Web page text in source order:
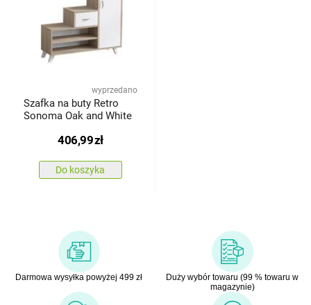
wyprzedano
Szafka na buty Retro
Sonoma Oak and White
406,99zł
Do koszyka
Darmowa wysyłka powyżej 499 zł
Duży wybór towaru (99 % towaru w
magazynie)